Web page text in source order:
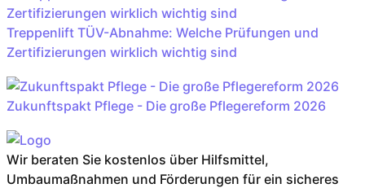
Treppenlift TÜV-Abnahme: Welche Prüfungen und
Zertifizierungen wirklich wichtig sind
Zukunftspakt Pflege - Die große Pflegereform 2026
Wir beraten Sie kostenlos über Hilfsmittel,
Umbaumaßnahmen und Förderungen für ein sicheres